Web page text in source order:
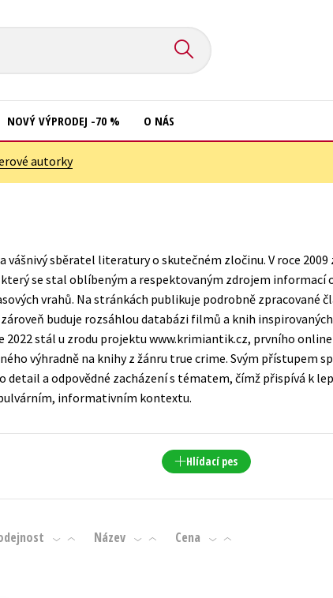
dospělé
děti
Učebnice
Umění a kultura
Výchova a pedagogika
Young adult
Young adult (SK)
NOVÝ VÝPRODEJ -70 % O NÁS
autorky
vášnivý sběratel literatury o skutečném zločinu. V roce 2009
se stal oblíbeným a respektovaným zdrojem informací
vrahů. Na stránkách publikuje podrobně zpracované
buduje rozsáhlou databázi filmů a knih inspirovaných
2022 stál u zrodu projektu www.krimiantik.cz, prvního online
výhradně na knihy z žánru true crime. Svým přístupem
detail a odpovědné zacházení s tématem, čímž přispívá k
informativním kontextu.
Hlídací pes
Název Cena